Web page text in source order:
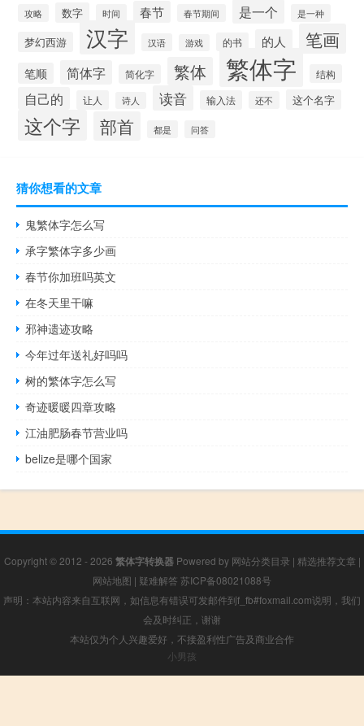
攻略 数字 时间 春节 春节期间 是一个 是一种
梦幻西游 汉字 汉语 游戏 的书 的人 笔画
笔顺 简体字 简化字 繁体 繁体字 结构
自己的 让人 诗人 读音 输入法 还不 这个名字
这个字 部首 都是 问答
猜你想看的文章
鬼繁体字怎么写
承字繁体字多少画
春节你加班吗英文
在冬天里干嘛
邪神遗迹攻略
今年过年送礼好吗吗
树的繁体字怎么写
奇迹暖暖四章攻略
江油肥肠春节营业吗
belize是哪个国家
Copyright © 2012 - 2026 繁体字转换器Powered by 网站分类目录 | 精选推荐文章 |
网站地图 | 疑难解答 苏ICP备08021088号
声明：本站内容来自互联网，如信息有错误可发邮件到f_fb#foxmail.com说明，我们
会及时纠正，谢谢
本站仅为个人兴趣爱好，不接盈利性广告及商业合作
小男孩